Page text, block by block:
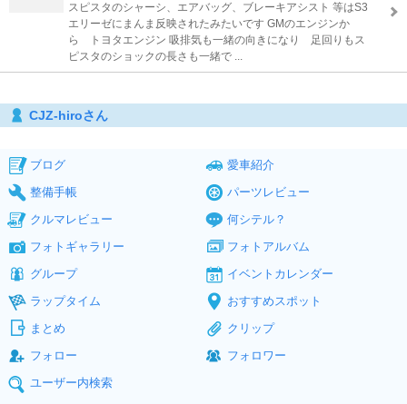
スピスタのシャーシ、エアバッグ、ブレーキアシスト 等はS3
エリーゼにまんま反映されたみたいです GMのエンジンか
ら トヨタエンジン 吸排気も一緒の向きになり 足回りもス
ピスタのショックの長さも一緒で ...
CJZ-hiroさん
ブログ
愛車紹介
整備手帳
パーツレビュー
クルマレビュー
何シテル？
フォトギャラリー
フォトアルバム
グループ
イベントカレンダー
ラップタイム
おすすめスポット
まとめ
クリップ
フォロー
フォロワー
ユーザー内検索